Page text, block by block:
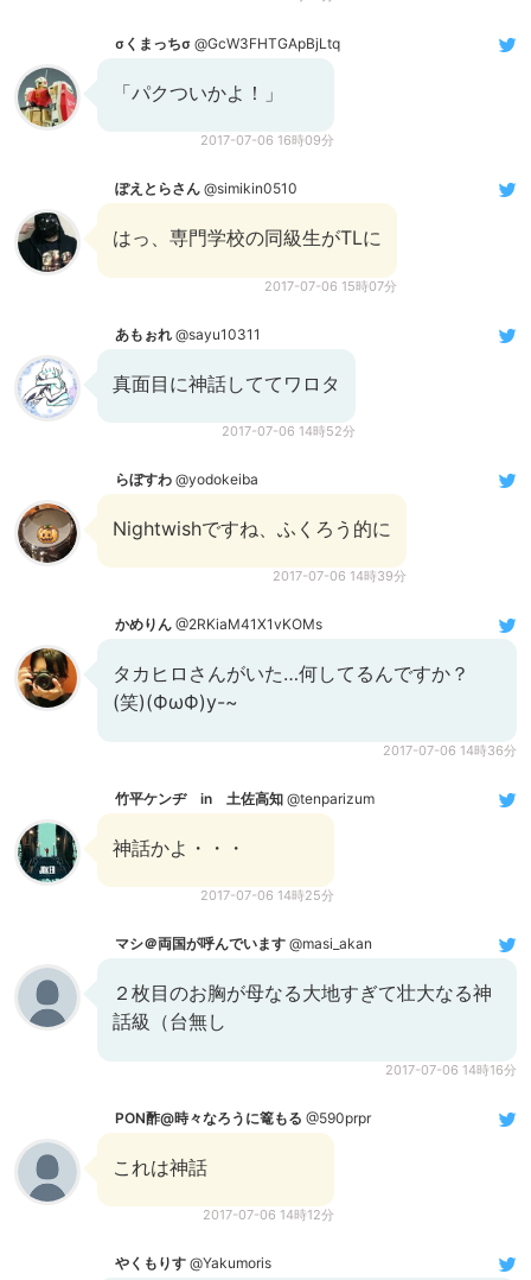
σくまっちσ @GcW3FHTGApBjLtq
「パクついかよ！」
2017-07-06 16時09分
ぽえとらさん @simikin0510
はっ、専門学校の同級生がTLに
2017-07-06 15時07分
あもぉれ @sayu10311
真面目に神話しててワロタ
2017-07-06 14時52分
らぼすわ @yodokeiba
Nightwishですね、ふくろう的に
2017-07-06 14時39分
かめりん @2RKiaM41X1vKOMs
タカヒロさんがいた…何してるんですか？
(笑)(ФωФ)y-~
2017-07-06 14時36分
竹平ケンヂ in 土佐高知 @tenparizum
神話かよ・・・
2017-07-06 14時25分
マシ＠両国が呼んでいます @masi_akan
２枚目のお胸が母なる大地すぎて壮大なる神
話級（台無し
2017-07-06 14時16分
PON酢@時々なろうに篭もる @590prpr
これは神話
2017-07-06 14時12分
やくもりす @Yakumoris